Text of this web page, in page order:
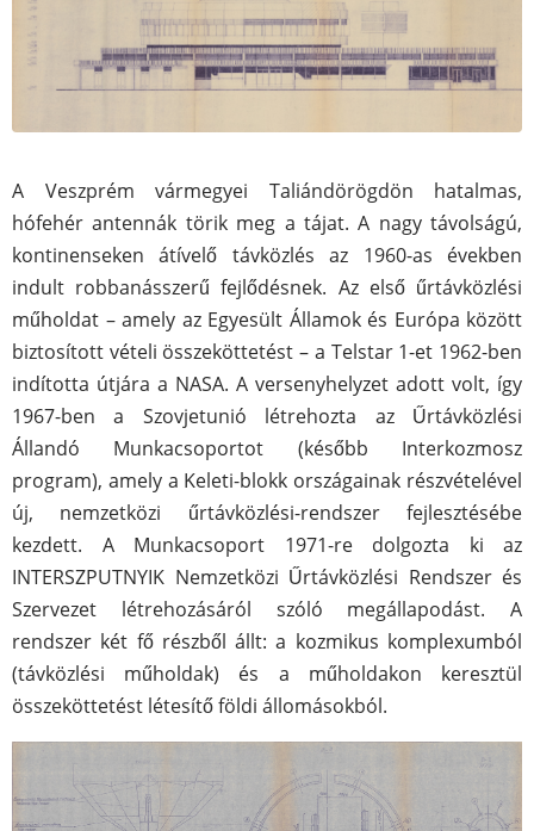
A Veszprém vármegyei Taliándörögdön hatalmas,
hófehér antennák törik meg a tájat. A nagy távolságú,
kontinenseken átívelő távközlés az 1960-as években
indult robbanásszerű fejlődésnek. Az első űrtávközlési
műholdat – amely az Egyesült Államok és Európa között
biztosított vételi összeköttetést – a Telstar 1-et 1962-ben
indította útjára a NASA. A versenyhelyzet adott volt, így
1967-ben a Szovjetunió létrehozta az Űrtávközlési
Állandó Munkacsoportot (később Interkozmosz
program), amely a Keleti-blokk országainak részvételével
új, nemzetközi űrtávközlési-rendszer fejlesztésébe
kezdett. A Munkacsoport 1971-re dolgozta ki az
INTERSZPUTNYIK Nemzetközi Űrtávközlési Rendszer és
Szervezet létrehozásáról szóló megállapodást. A
rendszer két fő részből állt: a kozmikus komplexumból
(távközlési műholdak) és a műholdakon keresztül
összeköttetést létesítő földi állomásokból.